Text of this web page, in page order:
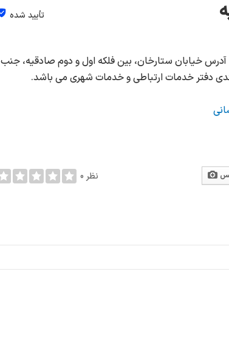
تأیید شده
خیابان ستارخان، بین فلکه اول و دوم صادقیه، جنب
0 نظر